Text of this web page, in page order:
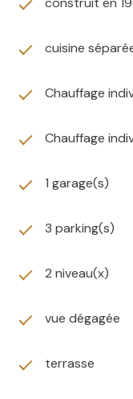
cuisine
Chauffage
Chauffage
1 garage(s)
3 parking(s)
2 niveau(x)
vue dégagée
terrasse